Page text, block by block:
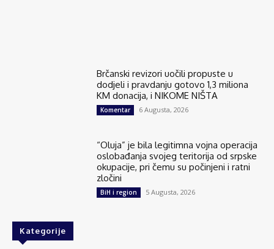
Brčanski revizori uočili propuste u
dodjeli i pravdanju gotovo 1,3 miliona
KM donacija, i NIKOME NIŠTA
Komentar 6 Augusta, 2026
“Oluja” je bila legitimna vojna operacija
oslobađanja svojeg teritorija od srpske
okupacije, pri čemu su počinjeni i ratni
zločini
BiH i region 5 Augusta, 2026
Kategorije